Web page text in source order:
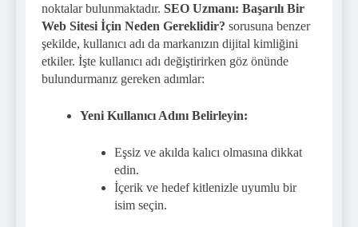
noktalar bulunmaktadır. SEO Uzmanı: Başarılı Bir
Web Sitesi İçin Neden Gereklidir? sorusuna benzer
şekilde, kullanıcı adı da markanızın dijital kimliğini
etkiler. İşte kullanıcı adı değiştirirken göz önünde
bulundurmanız gereken adımlar:
Yeni Kullanıcı Adını Belirleyin:
Eşsiz ve akılda kalıcı olmasına dikkat
edin.
İçerik ve hedef kitlenizle uyumlu bir
isim seçin.